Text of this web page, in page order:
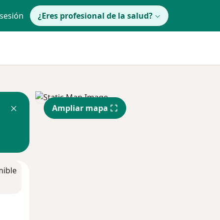
¿Eres profesional de la salud?
Ampliar mapa